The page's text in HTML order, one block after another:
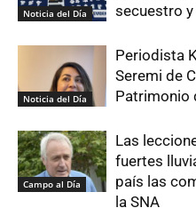
Noticia del Día
secuestro
Noticia del Día
Periodista
Seremi de
Patrimonio
Campo al Día
Las
fuertes
país las
la SNA